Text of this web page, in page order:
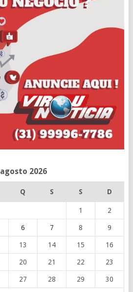
agosto 2026
Q S S D
1 2
6 7 8 9
13 14 15 16
20 21 22 23
27 28 29 30